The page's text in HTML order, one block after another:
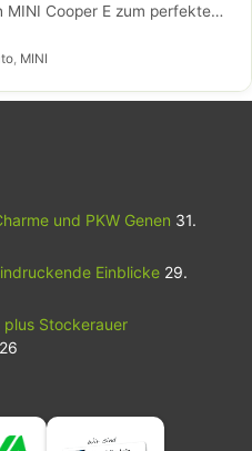
Cooper E zum perfekten
, MINI
und PKW Genen 31.
Einblicke 29.
Stockerauer